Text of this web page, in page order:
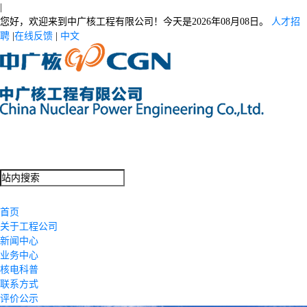
您好，欢迎来到中广核工程有限公司！今天是2026年08月08日。
人才招
聘 在线反馈 中文
首页
关于工程公司
新闻中心
业务中心
核电科普
联系方式
评价公示